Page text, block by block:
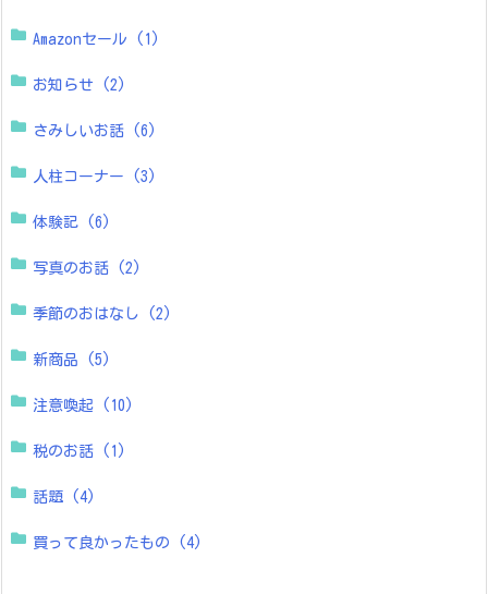
Amazonセール (1)
お知らせ (2)
さみしいお話 (6)
人柱コーナー (3)
体験記 (6)
写真のお話 (2)
季節のおはなし (2)
新商品 (5)
注意喚起 (10)
税のお話 (1)
話題 (4)
買って良かったもの (4)